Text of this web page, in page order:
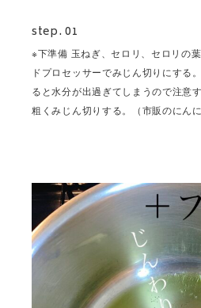
step. 01
※下準備 玉ねぎ、セロリ、セロリの
ドプロセッサーでみじん切りにする
ると水分が出過ぎてしまうので注意
粗くみじん切りする。（市販のにん